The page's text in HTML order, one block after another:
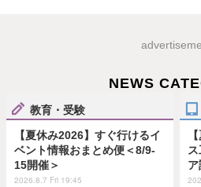
NEWS
教育・受験
【夏休み2026】すぐ行けるイ
ベント情報おまとめ便＜8/9-
15開催＞
2026.8.7 Fri 19:45